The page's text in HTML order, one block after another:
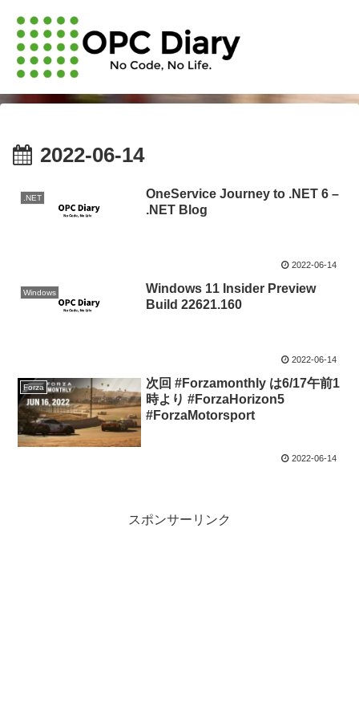
2022-06-14
.NET
OneService Journey to .NET 6 –
.NET Blog
2022-06-14
Windows
Windows 11 Insider Preview
Build 22621.160
2022-06-14
Forza
次回 #Forzamonthly は6/17午前1
時より #ForzaHorizon5
#ForzaMotorsport
2022-06-14
スポンサーリンク